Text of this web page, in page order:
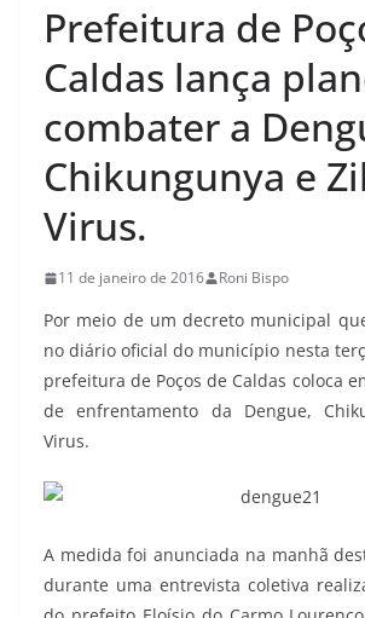
Prefeitura de
Caldas lança
combater a
Chikungunya e
Virus.
11 de janeiro de 2016 Roni Bispo
Por meio de um decreto municipal
no diário oficial do município nesta
prefeitura de Poços de Caldas coloca
de enfrentamento da Dengue,
Virus.
A medida foi anunciada na manhã
durante uma entrevista coletiva